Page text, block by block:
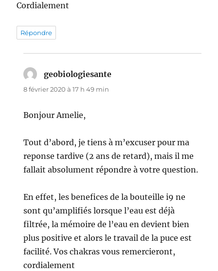
Cordialement
Répondre
geobiologiesante
8 février 2020 à 17 h 49 min
Bonjour Amelie,
Tout d’abord, je tiens à m’excuser pour ma
reponse tardive (2 ans de retard), mais il me
fallait absolument répondre à votre question.
En effet, les benefices de la bouteille i9 ne
sont qu’amplifiés lorsque l’eau est déjà
filtrée, la mémoire de l’eau en devient bien
plus positive et alors le travail de la puce est
facilité. Vos chakras vous remercieront,
cordialement